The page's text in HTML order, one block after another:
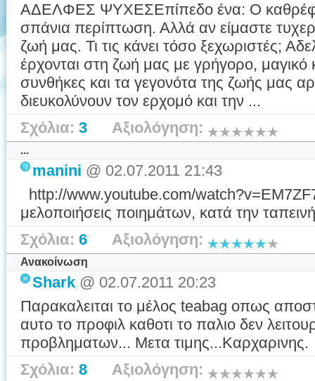
ΑΔΕΛΦΕΣ ΨΥΧΕΣΕπίπεδο ένα: Ο
σπάνια περίπτωση. Αλλά αν είμαστε
ζωή μας. Τι τις κάνει τόσο ξεχωριστές;
έρχονται στη ζωή μας με γρήγορο,
συνθήκες και τα γεγονότα της ζωής μας
διευκολύνουν τον ερχομό και την ...
Σχόλια: 3 Αξιολόγηση:
...
manini @ 02.07.2011 21:43
http://www.youtube.com/
μελοποιήσεις ποιημάτων, κατά την
Σχόλια: 6 Αξιολόγηση:
Ανακοίνωση
Shark @ 02.07.2011 20:23
Παρακαλειται το μέλος teabag oπως
αυτο το προφιλ καθοτι το παλιο δεν
προβληματων... Μετα τιμης...Καρχαρινης.
Σχόλια: 8 Αξιολόγηση: